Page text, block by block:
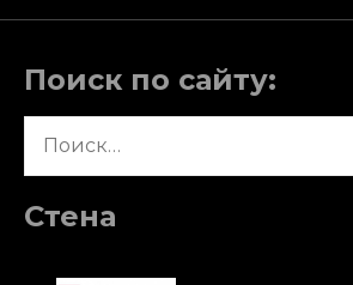
Поиск по сайту:
Стена